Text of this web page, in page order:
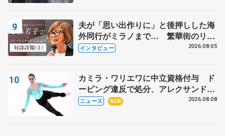
夫が「思い出作りに」と後押しした海
外同行がミラノまで… 繁華街のリン
クでは不良のお兄さんも味方に 小林
インタビュー 2026.08.05
カミラ・ワリエワに中立資格付与 ド
ーピング違反で処分、アレクサンド
ラ・イグナトワも
ニュース NEW 2026.08.08